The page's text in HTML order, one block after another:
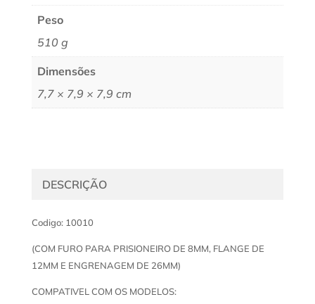
Peso
510 g
Dimensões
7,7 × 7,9 × 7,9 cm
DESCRIÇÃO
Codigo: 10010
(COM FURO PARA PRISIONEIRO DE 8MM, FLANGE DE
12MM E ENGRENAGEM DE 26MM)
COMPATIVEL COM OS MODELOS: